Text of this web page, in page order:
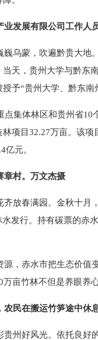
业发展有限公司工作人
巍乌蒙，吹遍黔贵大地
天，贵州大学与黔东
予“贵州大学、黔东
点集体林区和贵州省
项目32.27万亩。该
元。
章村。万文杰摄
齐放春满园。金秋十
发行。持有碳票的赤
源，赤水市把生态价值
亩竹林不但是养眼养
农民在搬运竹笋途中休
贵州好风光。依托良好